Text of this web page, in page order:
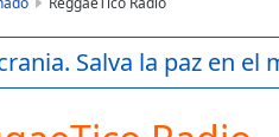
Salva la paz en el